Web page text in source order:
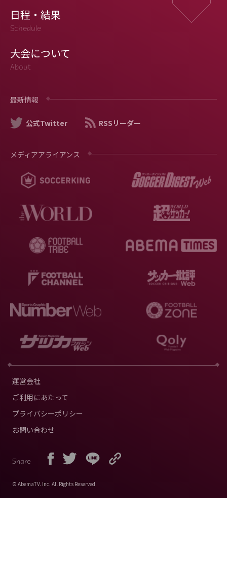
日程・結果
Schedule
大会について
About
最新情報
公式Twitter RSSリーダー
メディアアライアンス
運営会社
ご利用にあたって
プライバシーポリシー
お問い合わせ
Share
© AbemaTV. Inc. All Rights Reserved.